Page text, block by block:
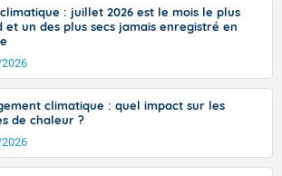
de secteur nord-ouest à nord, ou ouest à nord-
qui part du Roussillon à la vallée de l’Aude et à
de ce vent vient du latin trasmontanus,
monts, en allusion aux régions montagneuses
: juillet 2026 est le mois le plus
et un des plus secs jamais enregistré en
climatique : quel impact sur les
de chaleur ?